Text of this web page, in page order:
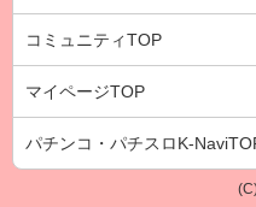
コミュニティTOP
マイページTOP
パチンコ・パチスロK-